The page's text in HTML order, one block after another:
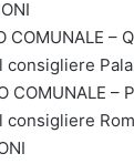
COMUNALE
consigliere
COMUNALE
consigliere